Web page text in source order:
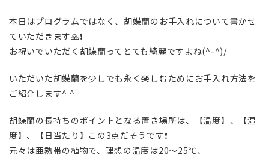
本日はプログラムではなく、胡蝶蘭のお手入れについて書かせ
ていただきます🙏❗️
お祝いでいただく胡蝶蘭ってとても綺麗ですよね(^-^)/
いただいた胡蝶蘭を少しでも永く楽しむためにお手入れ方法を
ご紹介します^ ^
胡蝶蘭の長持ちのポイントとなる置き場所は、【温度】、【湿
度】、【日当たり】この3点だそうです❗️
元々は亜熱帯の植物で、理想の温度は20〜25℃、